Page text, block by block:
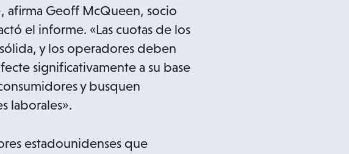
afirma Geoff McQueen, socio
el informe. «Las cuotas de los
y los operadores deben
significativamente a su base
y busquen
laborales».
estadounidenses que